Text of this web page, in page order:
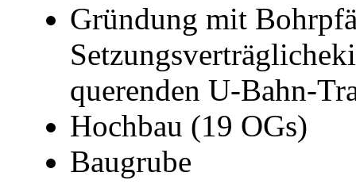
Gründung mit
querenden U-Bahn-
Hochbau (19 OGs)
Baugrube